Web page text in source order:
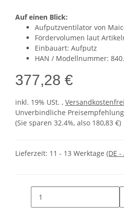
Auf einen Blick:
Aufputzventilator von
Fördervolumen laut
Einbauart: Aufputz
HAN / Modellnummer:
377,28 €
inkl. 19% USt. ,
Unverbindliche
(Sie sparen 32.4%, also 180,83 €)
Lieferzeit: 11 - 13 Werktage (DE